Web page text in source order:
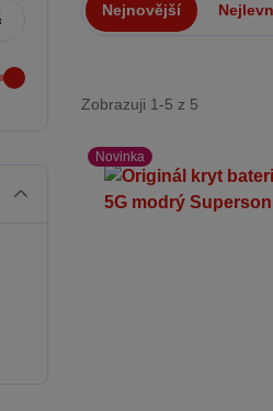
Nejnovější
Zobrazuji 1-5 z 5
Novinka